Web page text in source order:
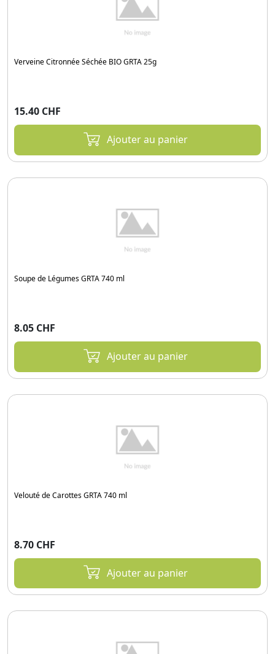
Verveine Citronnée Séchée BIO GRTA 25g
15.40 CHF
Ajouter au panier
Soupe de Légumes GRTA 740 ml
8.05 CHF
Ajouter au panier
Velouté de Carottes GRTA 740 ml
8.70 CHF
Ajouter au panier